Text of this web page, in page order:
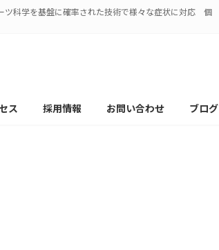
科学を基盤に確率された技術で様々な症状に対応 個
ス 採用情報 お問い合わせ ブログ